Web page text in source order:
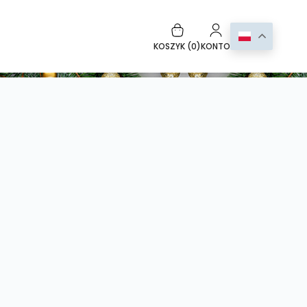
KOSZYK (0)KONTO